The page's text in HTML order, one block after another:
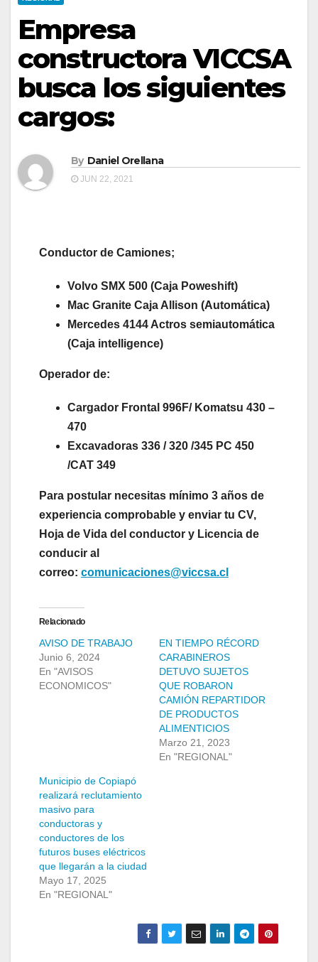
Empresa
constructora VICCSA
busca los siguientes
cargos:
By Daniel Orellana
JUN 22, 2021
Conductor de Camiones;
Volvo SMX 500 (Caja Poweshift)
Mac Granite Caja Allison (Automática)
Mercedes 4144 Actros semiautomática
(Caja intelligence)
Operador de:
Cargador Frontal 996F/ Komatsu 430 –
470
Excavadoras 336 / 320 /345 PC 450
/CAT 349
Para postular necesitas mínimo 3 años de
experiencia comprobable y enviar tu CV,
Hoja de Vida del conductor y Licencia de
conducir al
correo: comunicaciones@viccsa.cl
Relacionado
AVISO DE TRABAJO
Junio 6, 2024
En "AVISOS
ECONOMICOS"
EN TIEMPO RÉCORD
CARABINEROS
DETUVO SUJETOS
QUE ROBARON
CAMIÓN REPARTIDOR
DE PRODUCTOS
ALIMENTICIOS
Marzo 21, 2023
En "REGIONAL"
Municipio de Copiapó
realizará reclutamiento
masivo para
conductoras y
conductores de los
futuros buses eléctricos
que llegarán a la ciudad
Mayo 17, 2025
En "REGIONAL"